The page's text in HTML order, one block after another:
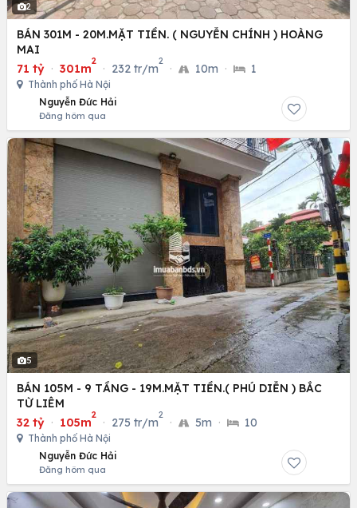
2
BÁN 301M - 20M.MẶT TIỀN. ( NGUYỄN CHÍNH ) HOÀNG
MAI
71 tỷ · 301m
2
· 232 tr/m
2
· 10m · 1
Thành phố Hà Nội
Nguyễn Đức Hải
Đăng hôm qua
5
BÁN 105M - 9 TẦNG - 19M.MẶT TIỀN.( PHÚ DIỄN ) BẮC
TỪ LIÊM
32 tỷ · 105m
2
· 275 tr/m
2
· 5m · 10
Thành phố Hà Nội
Nguyễn Đức Hải
Đăng hôm qua